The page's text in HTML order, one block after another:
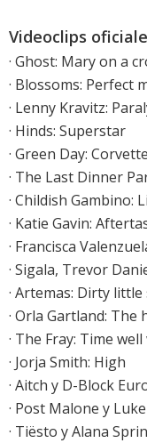
Videoclips
· Ghost: Mary on a
· Blossoms: Perfect
· Lenny Kravitz:
· Hinds: Superstar
· Green Day:
· The Last Dinner
· Childish Gambino:
· Katie Gavin:
· Francisca
· Sigala, Trevor
· Artemas: Dirty
· Orla Gartland: The
· The Fray: Time well
· Jorja Smith: High
· Aitch y D-Block
· Post Malone y
· Tiësto y Alana